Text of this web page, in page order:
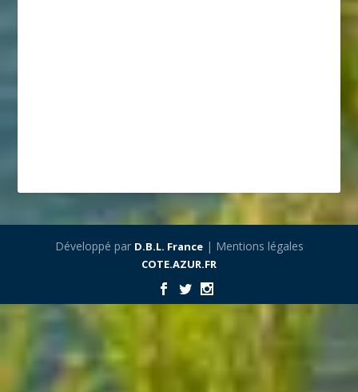
Développé par D.B.L. France| Mentions légales
COTE.AZUR.FR